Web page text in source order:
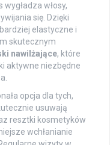
wygładza włosy,
się. Dzięki
elastyczne i
skutecznym
nawilżające, które
aktywne niezbędne
opcja dla tych,
usuwają
resztki kosmetyków
wchłanianie